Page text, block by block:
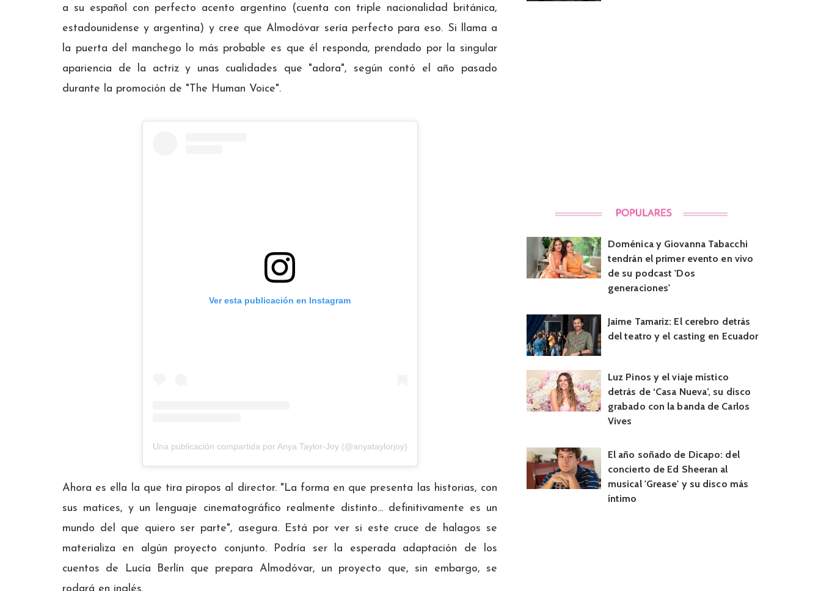
a su español con perfecto acento argentino (cuenta con triple nacionalidad británica,
estadounidense y argentina) y cree que Almodóvar sería perfecto para eso. Si llama a
la puerta del manchego lo más probable es que él responda, prendado por la singular
apariencia de la actriz y unas cualidades que "adora", según contó el año pasado
durante la promoción de "The Human Voice".
Ver esta publicación en Instagram
Una publicación compartida por Anya Taylor-Joy (@anyataylorjoy)
Ahora es ella la que tira piropos al director. "La forma en que presenta las historias, con
sus matices, y un lenguaje cinematográfico realmente distinto... definitivamente es un
mundo del que quiero ser parte", asegura. Está por ver si este cruce de halagos se
materializa en algún proyecto conjunto. Podría ser la esperada adaptación de los
cuentos de Lucía Berlín que prepara Almodóvar, un proyecto que, sin embargo, se
rodará en inglés.
Doménica y Giovanna Tabacchi
tendrán el primer evento en vivo
de su podcast 'Dos
generaciones'
Jaime Tamariz: El cerebro detrás
del teatro y el casting en Ecuador
Luz Pinos y el viaje místico
detrás de ‘Casa Nueva’, su disco
grabado con la banda de Carlos
Vives
El año soñado de Dicapo: del
concierto de Ed Sheeran al
musical 'Grease' y su disco más
íntimo